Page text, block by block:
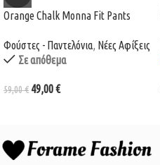
Orange Chalk Monna Fit Pants
Φούστες - Παντελόνια, Νέες Αφίξεις
Σε απόθεμα
59,00€ 49,00€